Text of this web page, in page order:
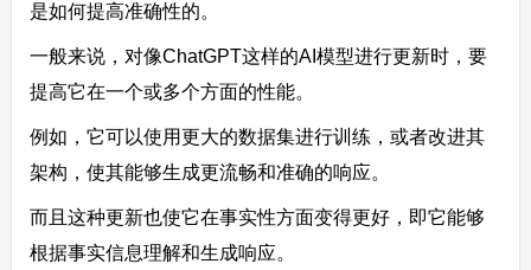
是如何提高准确性的。
一般来说，对像ChatGPT这样的AI模型进行更新时，要
提高它在一个或多个方面的性能。
例如，它可以使用更大的数据集进行训练，或者改进其
架构，使其能够生成更流畅和准确的响应。
而且这种更新也使它在事实性方面变得更好，即它能够
根据事实信息理解和生成响应。